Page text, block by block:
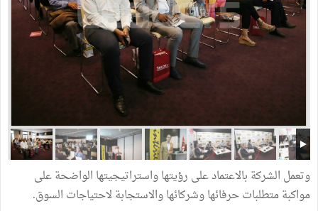
وتعمل الشركة بالاعتماد على رؤيتها واستراتيجيتها الواضحة على
مواكبة متطلبات حرفائها وشركائها والاستجابة لاحتياجات السوق.